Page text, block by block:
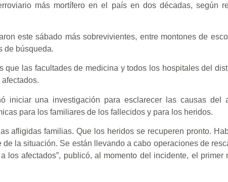
más mortífero en el país en dos décadas, según
este sábado más sobrevivientes, entre montones de
de búsqueda.
que las facultades de medicina y todos los hospitales del
iniciar una investigación para esclarecer las causas del
para los familiares de los fallecidos y para los heridos.
afligidas familias. Que los heridos se recuperen pronto.
la situación. Se están llevando a cabo operaciones de
afectados”, publicó, al momento del incidente, el primer